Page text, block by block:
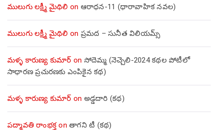
ములుగు లక్ష్మీ మైథిలి on ఆరాధన-11 (ధారావాహిక నవల)
ములుగు లక్ష్మీ మైథిలి on ప్రమద – సునీత విలియమ్స్
మళ్ళ కారుణ్య కుమార్ on సోదెమ్మ (నెచ్చెలి-2024 కథల పోటీలో
సాధారణ ప్రచురణకు ఎంపికైన కథ)
మళ్ళ కారుణ్య కుమార్ on అడ్డదారి (కథ)
పద్మావతి రాంభక్తon తాగని టీ (కథ)